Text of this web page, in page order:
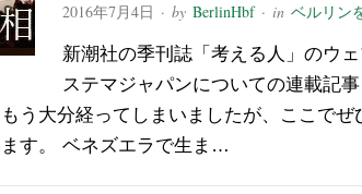
2016年7月4日 · by BerlinHbf· in ベルリン
新潮社の季刊誌「考える人」のウ
ステマジャパンについての連載記
う大分経ってしまいましたが、ここで
す。 ベネズエラで生ま…